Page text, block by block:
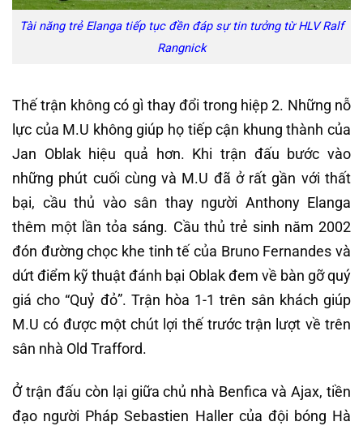
Tài năng trẻ Elanga tiếp tục đền đáp sự tin tưởng từ HLV Ralf
Rangnick
Thế trận không có gì thay đổi trong hiệp 2. Những nỗ
lực của M.U không giúp họ tiếp cận khung thành của
Jan Oblak hiệu quả hơn. Khi trận đấu bước vào
những phút cuối cùng và M.U đã ở rất gần với thất
bại, cầu thủ vào sân thay người Anthony Elanga
thêm một lần tỏa sáng. Cầu thủ trẻ sinh năm 2002
đón đường chọc khe tinh tế của Bruno Fernandes và
dứt điểm kỹ thuật đánh bại Oblak đem về bàn gỡ quý
giá cho “Quỷ đỏ”. Trận hòa 1-1 trên sân khách giúp
M.U có được một chút lợi thế trước trận lượt về trên
sân nhà Old Trafford.
Ở trận đấu còn lại giữa chủ nhà Benfica và Ajax, tiền
đạo người Pháp Sebastien Haller của đội bóng Hà